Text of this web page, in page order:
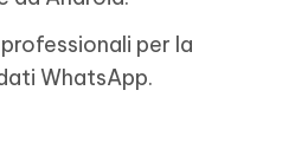
per la
WhatsApp.